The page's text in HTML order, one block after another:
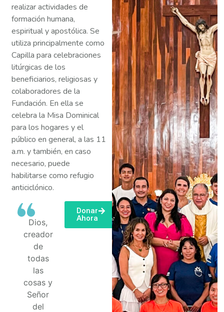
realizar actividades de
formación humana,
espiritual y apostólica. Se
utiliza principalmente como
Capilla para celebraciones
litúrgicas de los
beneficiarios, religiosas y
colaboradores de la
Fundación. En ella se
celebra la Misa Dominical
para los hogares y el
público en general, a las 11
a.m. y también, en caso
necesario, puede
habilitarse como refugio
anticiclónico.
Dios,
creador
de
todas
las
cosas y
Señor
del
Donar
Ahora